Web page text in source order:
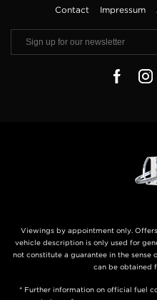
Contact Impressum
Viewings by appointment only.
vehicle description is only used for
not constitute a guarantee in the sense
can be obtained
* Further information on official fuel